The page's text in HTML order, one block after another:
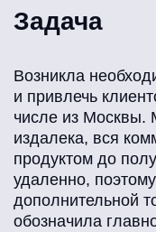
Задача
Возникла
и привлечь
числе из Москвы.
издалека, вся
продуктом до
удаленно,
дополнительной
обозначила